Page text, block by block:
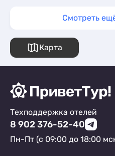
Смотреть
Карта
Техподдержка отелей
8 902 376-52-40
Пн-Пт (с 09:00 до 18:00